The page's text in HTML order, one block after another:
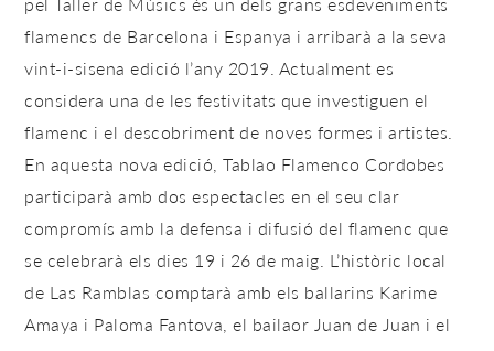
flamencs de Barcelona i Espanya i arribarà a la seva
vint-i-sisena edició l’any 2019. Actualment es
considera una de les festivitats que investiguen el
flamenc i el descobriment de noves formes i artistes.
En aquesta nova edició, Tablao Flamenco Cordobes
participarà amb dos espectacles en el seu clar
compromís amb la defensa i difusió del flamenc que
se celebrarà els dies 19 i 26 de maig. L’històric local
de Las Ramblas comptarà amb els ballarins Karime
Amaya i Paloma Fantova, el bailaor Juan de Juan i el